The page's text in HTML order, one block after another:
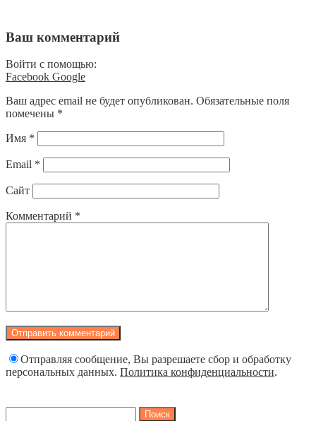
Ваш комментарий
Войти с помощью:
Facebook Google
Ваш адрес email не будет опубликован. Обязательные поля
помечены *
Имя *
Email *
Сайт
Комментарий *
Отправляя сообщение, Вы разрешаете сбор и обработку
персональных данных. Политика конфиденциальности.